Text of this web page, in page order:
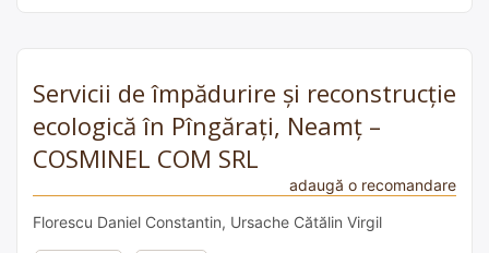
Servicii de împădurire și reconstrucție
ecologică în Pîngărați, Neamț –
COSMINEL COM SRL
adaugă o recomandare
Florescu Daniel Constantin, Ursache Cătălin Virgil